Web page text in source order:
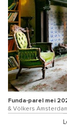
Funda-parel mei
& Völkers